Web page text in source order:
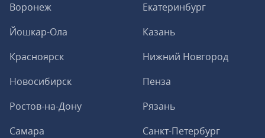
Воронеж
Екатеринбург
Йошкар-Ола
Казань
Красноярск
Нижний Новгород
Новосибирск
Пенза
Ростов-на-Дону
Рязань
Самара
Санкт-Петербург